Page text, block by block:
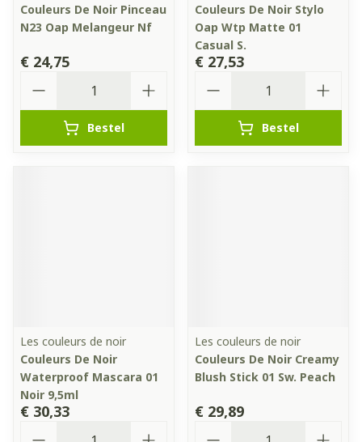
Couleurs De Noir Pinceau
N23 Oap Melangeur Nf
€ 24,75
Bestel
Couleurs De Noir Stylo
Oap Wtp Matte 01
Casual S.
€ 27,53
Bestel
Les couleurs de noir
Couleurs De Noir
Waterproof Mascara 01
Noir 9,5ml
€ 30,33
Les couleurs de noir
Couleurs De Noir Creamy
Blush Stick 01 Sw. Peach
€ 29,89